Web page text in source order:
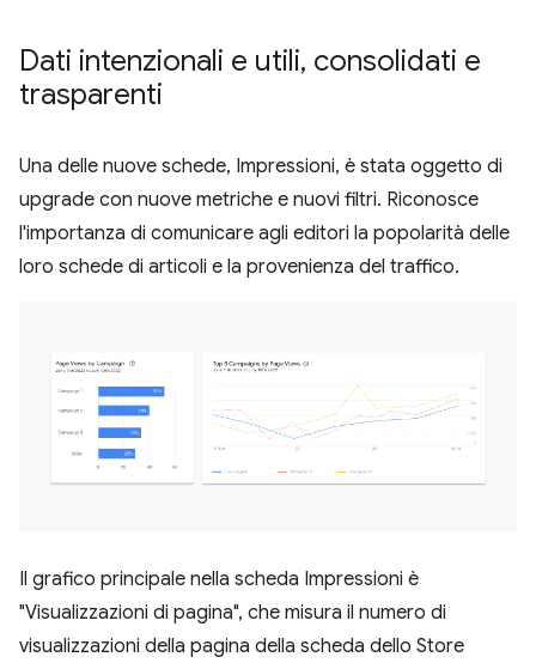
Dati intenzionali e utili, consolidati e
trasparenti
Una delle nuove schede, Impressioni, è stata oggetto di
upgrade con nuove metriche e nuovi filtri. Riconosce
l'importanza di comunicare agli editori la popolarità delle
loro schede di articoli e la provenienza del traffico.
Il grafico principale nella scheda Impressioni è
"Visualizzazioni di pagina", che misura il numero di
visualizzazioni della pagina della scheda dello Store